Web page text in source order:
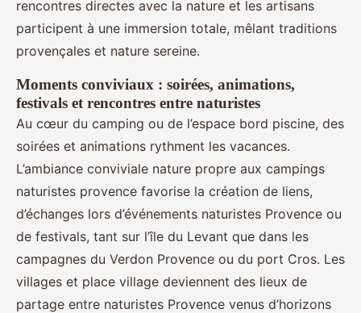
rencontres directes avec la nature et les artisans
participent à une immersion totale, mêlant traditions
provençales et nature sereine.
Moments conviviaux : soirées, animations,
festivals et rencontres entre naturistes
Au cœur du camping ou de l’espace bord piscine, des
soirées et animations rythment les vacances.
L’ambiance conviviale nature propre aux campings
naturistes provence favorise la création de liens,
d’échanges lors d’événements naturistes Provence ou
de festivals, tant sur l’île du Levant que dans les
campagnes du Verdon Provence ou du port Cros. Les
villages et place village deviennent des lieux de
partage entre naturistes Provence venus d’horizons